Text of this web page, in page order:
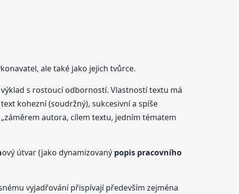
ale také jako jejich tvůrce.
s rostoucí odborností. Vlastností textu má
kohezní (soudržný), sukcesivní a spíše
autora, cílem textu, jedním tématem
ový útvar (jako dynamizovaný popis pracovního
vyjadřování přispívají především zejména